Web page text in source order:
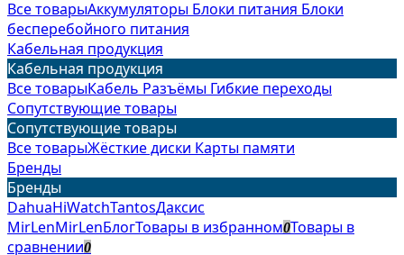
Все товарыАккумуляторы Блоки питания Блоки
бесперебойного питания
Кабельная продукция
Кабельная продукция
Все товарыКабель Разъёмы Гибкие переходы
Сопутствующие товары
Сопутствующие товары
Все товарыЖёсткие диски Карты памяти
Бренды
Бренды
DahuaHiWatchTantosДаксис
MirLenMirLenБлогТовары в избранном0Товары в
сравнении0